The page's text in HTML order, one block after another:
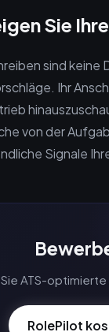
Sie
sind
Ihr
von der
Signale
ATS-
RolePilot